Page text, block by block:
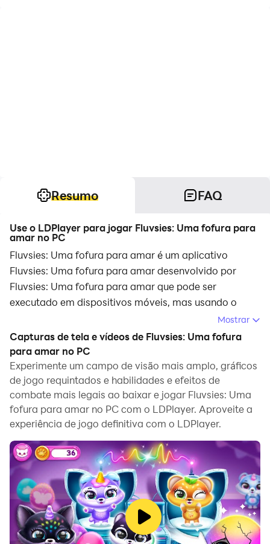
Resumo FAQ
Use o LDPlayer para jogar Fluvsies: Uma fofura para
amar no PC
Fluvsies: Uma fofura para amar é um aplicativo
Fluvsies: Uma fofura para amar desenvolvido por
Fluvsies: Uma fofura para amar que pode ser
executado em dispositivos móveis, mas usando o
melhor emulador de Android - LDPlayer, você pode
baixar e jogar Fluvsies: Uma fofura para amar no seu
computador.
Ao executar Fluvsies: Uma fofura para amar no seu
computador, você pode navegar claramente em uma
tela maior, e controlar o aplicativo com o mouse e o
teclado é muito mais rápido do que com o teclado de
bateria do seu dispositivo.
Com as funções de múltiplas instâncias e
sincronizador, você pode até executar vários
aplicativos e contas no seu PC.
E a função de transferência de arquivos torna muito
Mostrar
Capturas de tela e vídeos de Fluvsies: Uma fofura
para amar no PC
Experimente um campo de visão mais amplo, gráficos
de jogo requintados e habilidades e efeitos de
combate mais legais ao baixar e jogar Fluvsies: Uma
fofura para amar no PC com o LDPlayer. Aproveite a
experiência de jogo definitiva com o LDPlayer.